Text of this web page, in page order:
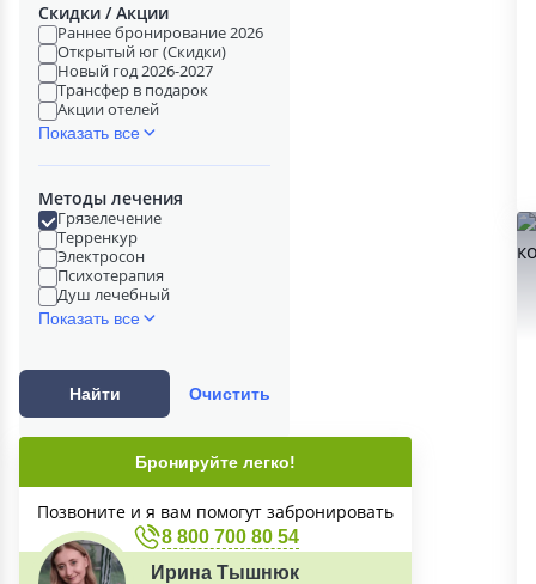
Скидки / Акции
Раннее бронирование 2026
Открытый юг (Скидки)
Новый год 2026-2027
Трансфер в подарок
Акции отелей
Показать все
Методы лечения
Грязелечение
Терренкур
Электросон
Психотерапия
Душ лечебный
Показать все
Найти Очистить
Бронируйте легко!
Позвоните и я вам помогут забронировать
8 800 700 80 54
Ирина Тышнюк